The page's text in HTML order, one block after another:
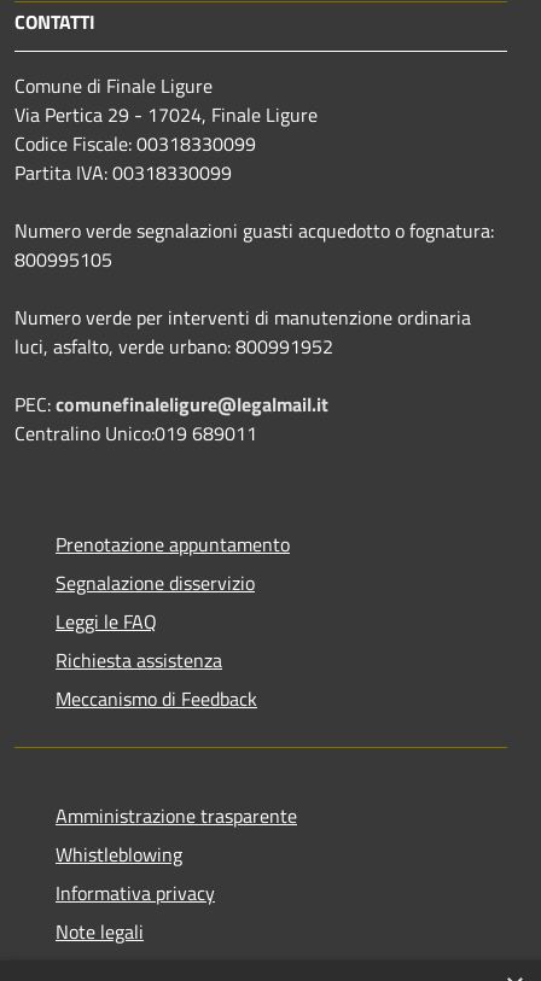
CONTATTI
Comune di Finale Ligure
Via Pertica 29 - 17024, Finale Ligure
Codice Fiscale: 00318330099
Partita IVA: 00318330099
Numero verde segnalazioni guasti acquedotto o fognatura:
800995105
Numero verde per interventi di manutenzione ordinaria
luci, asfalto, verde urbano: 800991952
PEC:comunefinaleligure@legalmail.it
Centralino Unico:019 689011
Prenotazione appuntamento
Segnalazione disservizio
Leggi le FAQ
Richiesta assistenza
Meccanismo di Feedback
Amministrazione trasparente
Whistleblowing
Informativa privacy
Note legali